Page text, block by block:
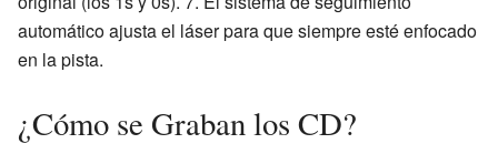
automático ajusta el láser para que siempre esté enfocado
en la pista.
¿Cómo se Graban los CD?